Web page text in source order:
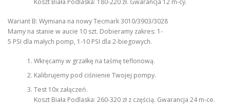
Wariant B: Wymiana na nowy Tecmark 3010/3903/3028
Mamy na stanie w aucie 10 szt. Dobieramy zakres: 1-
5 PSI dla małych pomp, 1-10 PSI dla 2-biegowych.
Wkręcamy w grzałkę na taśmę teflonową.
Kalibrujemy pod ciśnienie Twojej pompy.
Test 10x załączeń.
Koszt Biała Podlaska: 260-320 zł z częścią. Gwarancja 24 m-ce.